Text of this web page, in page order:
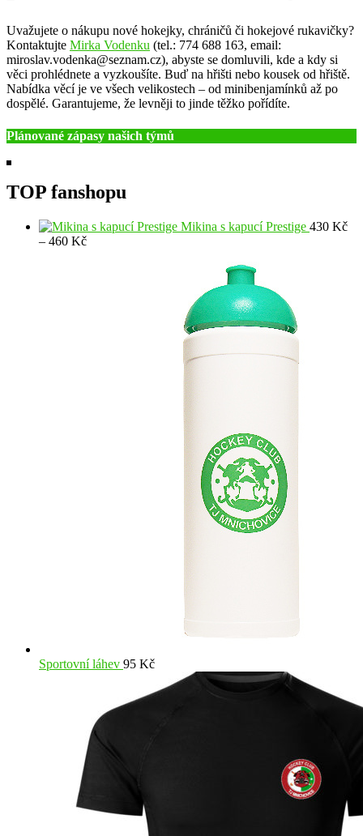
Uvažujete o nákupu nové hokejky, chráničů či hokejové rukavičky?
Kontaktujte Mirka Vodenku (tel.: 774 688 163, email:
miroslav.vodenka@seznam.cz), abyste se domluvili, kde a kdy si
věci prohlédnete a vyzkoušíte. Buď na hřišti nebo kousek od hřiště.
Nabídka věcí je ve všech velikostech – od minibenjamínků až po
dospělé. Garantujeme, že levněji to jinde těžko pořídíte.
Plánované zápasy našich týmů
TOP fanshopu
Mikina s kapucí Prestige 430 Kč
– 460 KčRozpětí
Sportovní láhev 95 Kč